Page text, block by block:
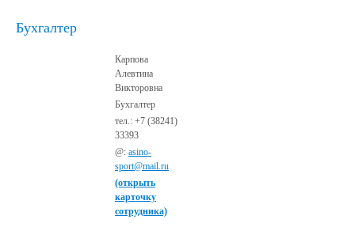
Бухгалтер
Карпова
Алевтина
Викторовна
Бухгалтер
тел.: +7 (38241)
33393
@: asino-
sport@mail.ru
(открыть
карточку
сотрудника)